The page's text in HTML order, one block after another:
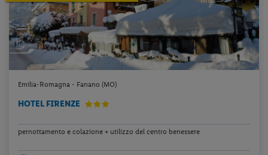
Emilia-Romagna - Fanano (MO)
HOTEL FIRENZE
pernottamento e colazione + utilizzo del centro benessere